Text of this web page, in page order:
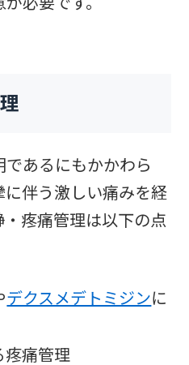
あるにもかかわら
伴う激しい痛みを経
疼痛管理は以下の点
デクスメデトミジンに
疼痛管理